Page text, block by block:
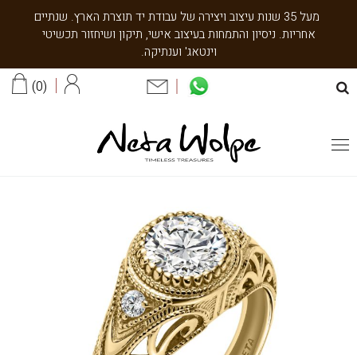
מעל 35 שנות עיצוב ויצירה של עבודת יד תוצרת הארץ. שנתיים
אחריות. ניסיון והתמחות בעיצוב אישי, תיקון ושיחזור תכשיטי
וינטאג' וענתיקה.
0